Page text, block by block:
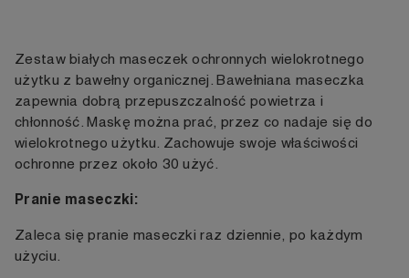
Zestaw białych maseczek ochronnych wielokrotnego
użytku z bawełny organicznej. Bawełniana maseczka
zapewnia dobrą przepuszczalność powietrza i
chłonność. Maskę można prać, przez co nadaje się do
wielokrotnego użytku. Zachowuje swoje właściwości
ochronne przez około 30 użyć.
Pranie maseczki:
Zaleca się pranie maseczki raz dziennie, po każdym
użyciu.